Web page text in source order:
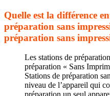
Quelle est la différence
préparation sans
préparation sans
Les stations de
préparation « Sans
Stations de préparation
niveau de l’appareil qui